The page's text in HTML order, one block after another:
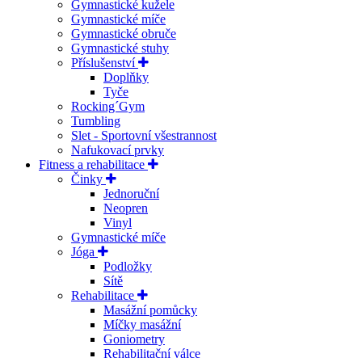
Gymnastické kužele
Gymnastické míče
Gymnastické obruče
Gymnastické stuhy
Příslušenství
Doplňky
Tyče
Rocking´Gym
Tumbling
Slet - Sportovní všestrannost
Nafukovací prvky
Fitness a rehabilitace
Činky
Jednoruční
Neopren
Vinyl
Gymnastické míče
Jóga
Podložky
Sítě
Rehabilitace
Masážní pomůcky
Míčky masážní
Goniometry
Rehabilitační válce